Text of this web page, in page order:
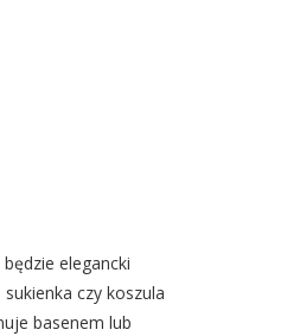
elegancki
czy koszula
basenem lub